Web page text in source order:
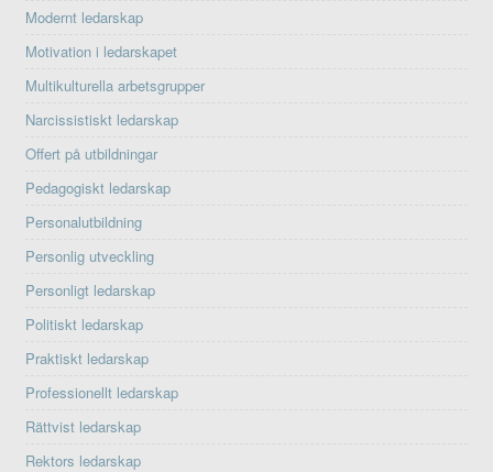
Modernt ledarskap
Motivation i ledarskapet
Multikulturella arbetsgrupper
Narcissistiskt ledarskap
Offert på utbildningar
Pedagogiskt ledarskap
Personalutbildning
Personlig utveckling
Personligt ledarskap
Politiskt ledarskap
Praktiskt ledarskap
Professionellt ledarskap
Rättvist ledarskap
Rektors ledarskap